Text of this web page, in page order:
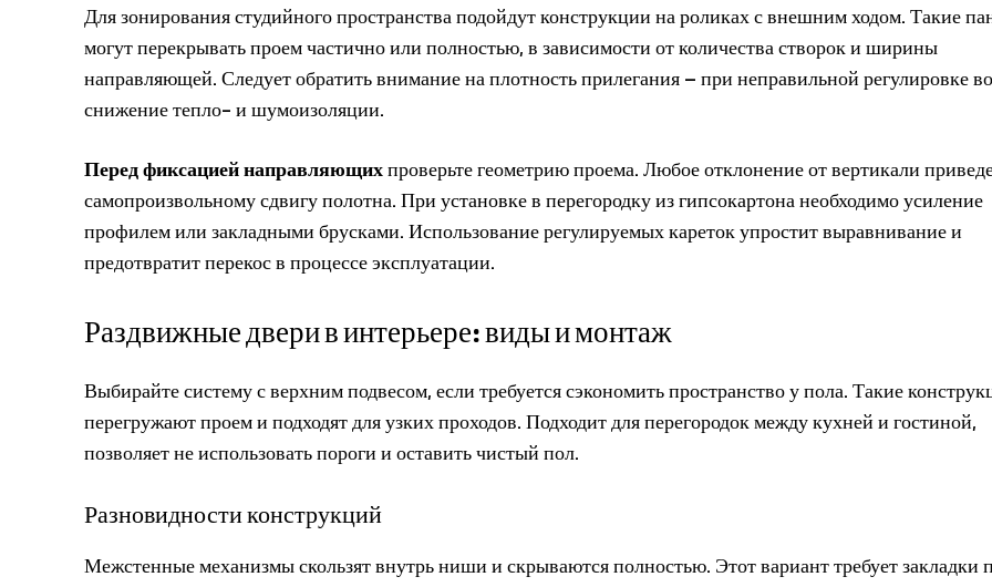
Для зонирования студийного пространства подойдут конструкции на роликах с внешним ходом. Такие
могут перекрывать проем частично или полностью, в зависимости от количества створок и ширины
направляющей. Следует обратить внимание на плотность прилегания – при неправильной регулировке
снижение тепло- и шумоизоляции.
Перед фиксацией направляющихпроверьте геометрию проема. Любое отклонение от вертикали
самопроизвольному сдвигу полотна. При установке в перегородку из гипсокартона необходимо усиление
профилем или закладными брусками. Использование регулируемых кареток упростит выравнивание и
предотвратит перекос в процессе эксплуатации.
Раздвижные двери в интерьере: виды и монтаж
Выбирайте систему с верхним подвесом, если требуется сэкономить пространство у пола. Такие
перегружают проем и подходят для узких проходов. Подходит для перегородок между кухней и гостиной,
позволяет не использовать пороги и оставить чистый пол.
Разновидности конструкций
Межстенные механизмы скользят внутрь ниши и скрываются полностью. Этот вариант требует закладки